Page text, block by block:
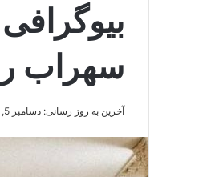
سهراب
آخرین به روز رسانی: دسامبر 5, 2023